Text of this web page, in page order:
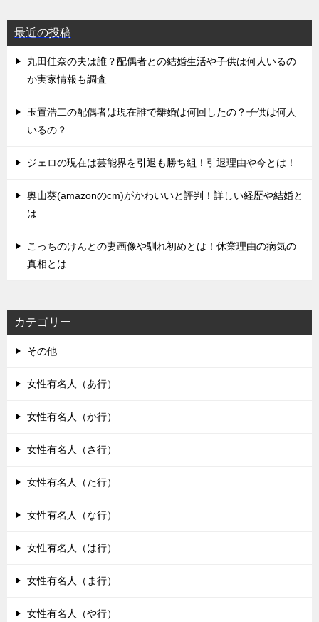
最近の投稿
丸田佳奈の夫は誰？配偶者との結婚生活や子供は何人いるの
か実家情報も調査
玉置浩二の配偶者は現在誰で離婚は何回したの？子供は何人
いるの？
ジェロの現在は芸能界を引退も勝ち組！引退理由や今とは！
奥山葵(amazonのcm)がかわいいと評判！詳しい経歴や結婚と
は
こっちのけんとの妻画像や馴れ初めとは！休業理由の病気の
真相とは
カテゴリー
その他
女性有名人（あ行）
女性有名人（か行）
女性有名人（さ行）
女性有名人（た行）
女性有名人（な行）
女性有名人（は行）
女性有名人（ま行）
女性有名人（や行）